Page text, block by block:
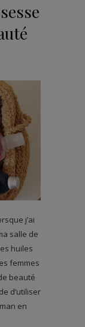
j’ai
salle de
huiles
femmes
beauté
d’utiliser
en